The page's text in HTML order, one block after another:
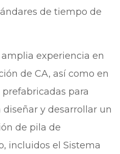
de tiempo de
experiencia en
de CA, así como en
para
y desarrollar un
de pila de
incluidos el Sistema